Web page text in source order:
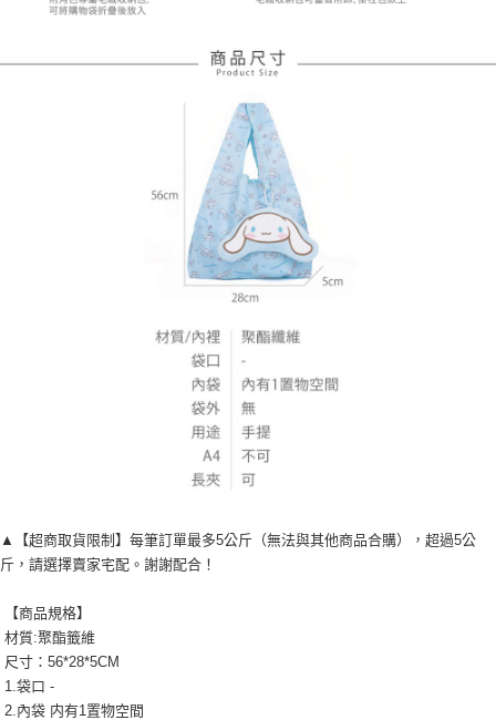
▲【超商取貨限制】每筆訂單最多5公斤（無法與其他商品合購），超過5公
斤，請選擇賣家宅配。謝謝配合！
【商品規格】
材質:聚酯籤維
尺寸：56*28*5CM
1.袋口 -
2.內袋 内有1置物空間